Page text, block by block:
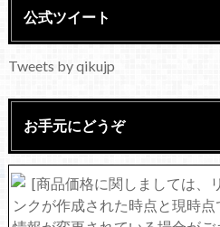
公式ツイート
Tweets by qikujp
お手元にどうぞ